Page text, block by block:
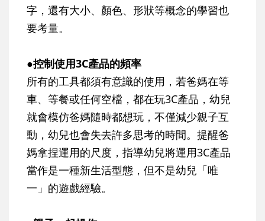
字，還有大小、顏色、形狀等概念的學習也
要考量。
●控制使用3C產品的頻率
所有的工具都須有意識的使用，若爸媽在等
車、等餐或任何空檔，都在玩3C產品，幼兒
就會模仿爸媽隨時都想玩，不僅減少親子互
動，幼兒也會失去許多思考的時間。提醒爸
媽拿捏運用的尺度，指導幼兒將運用3C產品
當作是一種新生活型態，但不是幼兒「唯
一」的遊戲經驗。